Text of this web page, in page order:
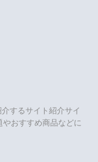
するサイト紹介サイ
やおすすめ商品などに